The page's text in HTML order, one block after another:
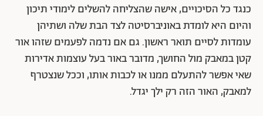
כנגד כל הסיכויים, אישה שהצליחה להשלים לימודי תיכון
והיום היא לומדת באוניברסיטה לצד הבת שלה ושתיהן
עומדות לסיים תואר ראשון. גם אם נדמה לפעמים שזהו אור
קטן במאבק מול החושך, מדובר באור בעל עוצמות אדירות
שאי אפשר להתעלם ממנו או לכבות אותו, וככל שנצטרף
למאבק, האור הזה רק ילך יגדל.